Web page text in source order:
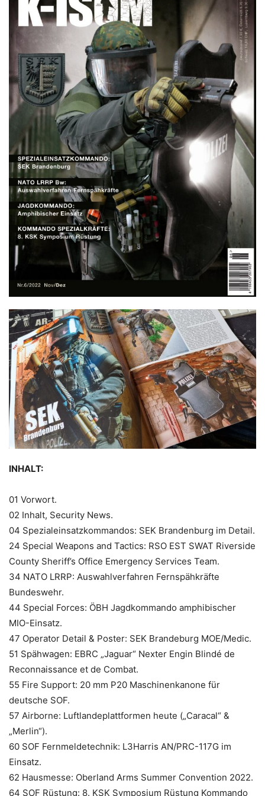
INHALT:
01 Vorwort.
02 Inhalt, Security News.
04 Spezialeinsatzkommandos: SEK Brandenburg im Detail.
24 Special Weapons and Tactics: RSO EST SWAT Riverside
County Sheriff’s Office Emergency Services Team.
34 NATO LRRP: Auswahlverfahren Fernspähkräfte
Bundeswehr.
44 Special Forces: ÖBH Jagdkommando amphibischer
MIO-Einsatz.
47 Operator Detail & Poster: SEK Brandeburg MOE/Medic.
51 Spähwagen: EBRC „Jaguar“ Nexter Engin Blindé de
Reconnaissance et de Combat.
55 Fire Support: 20 mm P20 Maschinenkanone für
deutsche SOF.
57 Airborne: Luftlandeplattformen heute („Caracal“ &
„Merlin“).
60 SOF Fernmeldetechnik: L3Harris AN/PRC-117G im
Einsatz.
62 Hausmesse: Oberland Arms Summer Convention 2022.
64 SOF Rüstung: 8. KSK Symposium Rüstung Kommando